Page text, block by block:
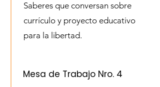
Saberes que conversan sobre
currículo y proyecto educativo
para la libertad.
Mesa de Trabajo Nro. 4